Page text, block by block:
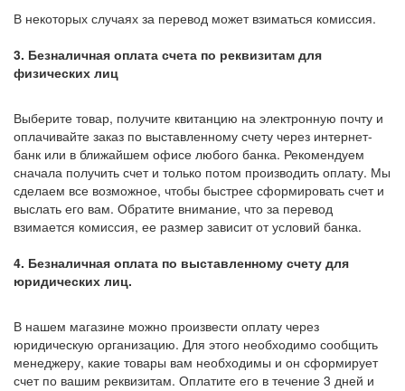
В некоторых случаях за перевод может взиматься комиссия.
3. Безналичная оплата счета по реквизитам для
физических лиц
Выберите товар, получите квитанцию на электронную почту и
оплачивайте заказ по выставленному счету через интернет-
банк или в ближайшем офисе любого банка. Рекомендуем
сначала получить счет и только потом производить оплату. Мы
сделаем все возможное, чтобы быстрее сформировать счет и
выслать его вам. Обратите внимание, что за перевод
взимается комиссия, ее размер зависит от условий банка.
4. Безналичная оплата по выставленному счету для
юридических лиц.
В нашем магазине можно произвести оплату через
юридическую организацию. Для этого необходимо сообщить
менеджеру, какие товары вам необходимы и он сформирует
счет по вашим реквизитам. Оплатите его в течение 3 дней и